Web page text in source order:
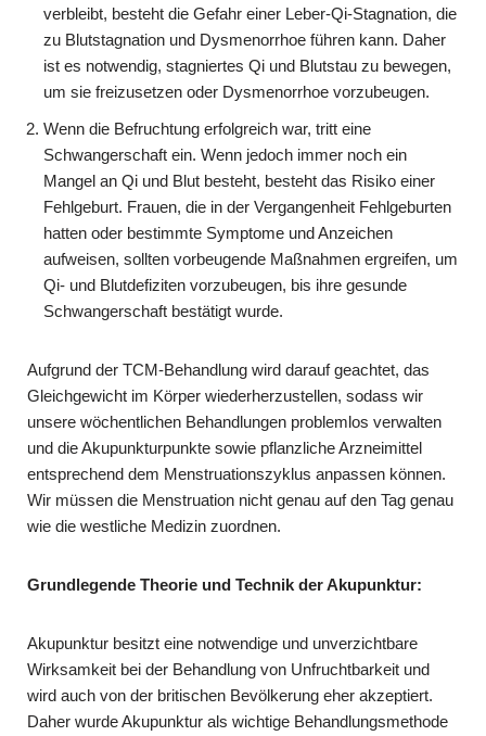
verbleibt, besteht die Gefahr einer Leber-Qi-Stagnation, die
zu Blutstagnation und Dysmenorrhoe führen kann. Daher
ist es notwendig, stagniertes Qi und Blutstau zu bewegen,
um sie freizusetzen oder Dysmenorrhoe vorzubeugen.
Wenn die Befruchtung erfolgreich war, tritt eine
Schwangerschaft ein. Wenn jedoch immer noch ein
Mangel an Qi und Blut besteht, besteht das Risiko einer
Fehlgeburt. Frauen, die in der Vergangenheit Fehlgeburten
hatten oder bestimmte Symptome und Anzeichen
aufweisen, sollten vorbeugende Maßnahmen ergreifen, um
Qi- und Blutdefiziten vorzubeugen, bis ihre gesunde
Schwangerschaft bestätigt wurde.
Aufgrund der TCM-Behandlung wird darauf geachtet, das
Gleichgewicht im Körper wiederherzustellen, sodass wir
unsere wöchentlichen Behandlungen problemlos verwalten
und die Akupunkturpunkte sowie pflanzliche Arzneimittel
entsprechend dem Menstruationszyklus anpassen können.
Wir müssen die Menstruation nicht genau auf den Tag genau
wie die westliche Medizin zuordnen.
Grundlegende Theorie und Technik der Akupunktur:
Akupunktur besitzt eine notwendige und unverzichtbare
Wirksamkeit bei der Behandlung von Unfruchtbarkeit und
wird auch von der britischen Bevölkerung eher akzeptiert.
Daher wurde Akupunktur als wichtige Behandlungsmethode